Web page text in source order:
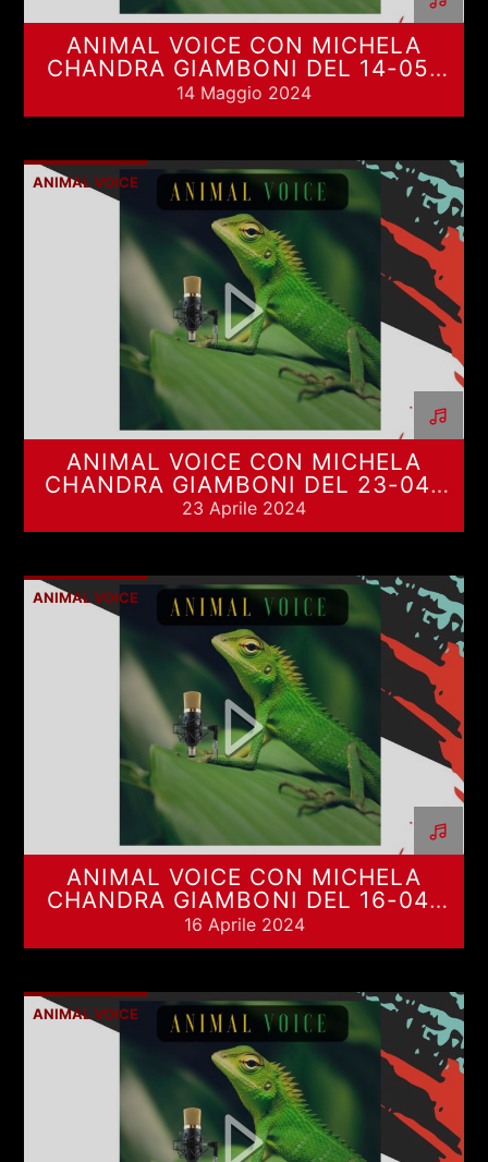
Sostieni Radio Città Aperta
ANIMAL VOICE CON MICHELA
CHANDRA GIAMBONI DEL 14-05-
2024
14 Maggio 2024
ANIMAL VOICE
ANIMAL VOICE CON MICHELA
CHANDRA GIAMBONI DEL 23-04-
2024
23 Aprile 2024
ANIMAL VOICE
ANIMAL VOICE CON MICHELA
CHANDRA GIAMBONI DEL 16-04-
2024
16 Aprile 2024
ANIMAL VOICE